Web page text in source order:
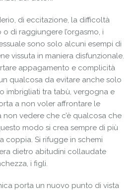
di eccitazione, la difficoltà
o di raggiungere l’orgasmo, i
sono solo alcuni esempi di
vissuta in maniera disfunzionale.
appagamento e complicità
qualcosa da evitare anche solo
imbrigliati tra tabù, vergogna e
a non voler affrontare le
non vedere che c’è qualcosa che
modo si crea sempre di più
coppia. Si rifugge in schemi
dietro abitudini collaudate
i figli.
porta un nuovo punto di vista